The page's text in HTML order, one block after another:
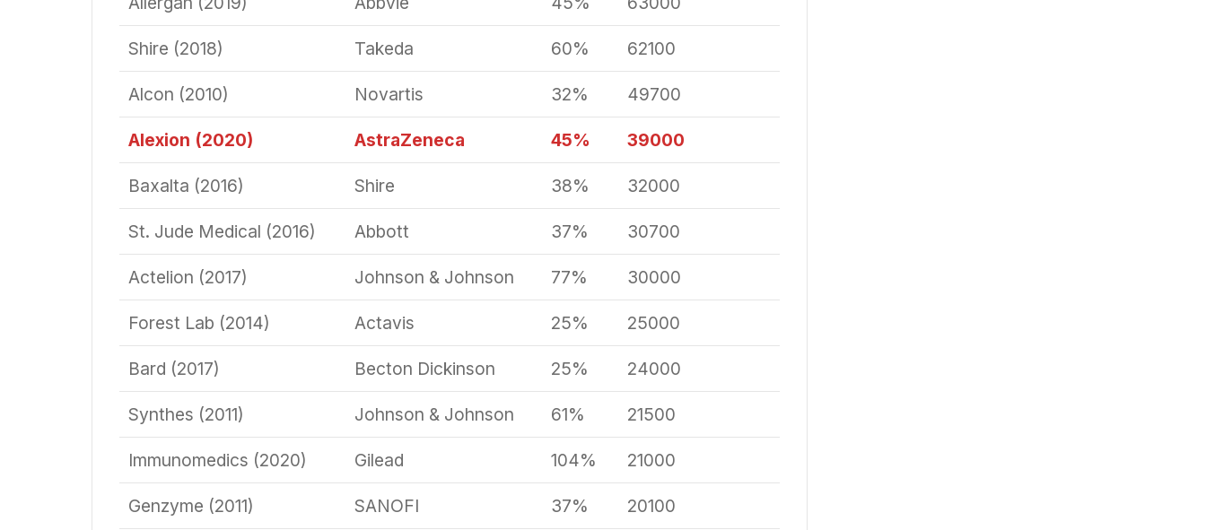
Shire (2018) Takeda 60% 62100
Alcon (2010) Novartis 32% 49700
Alexion (2020) AstraZeneca 45% 39000
Baxalta (2016) Shire 38% 32000
St. Jude Medical (2016) Abbott 37% 30700
Actelion (2017) Johnson & Johnson 77% 30000
Forest Lab (2014) Actavis 25% 25000
Bard (2017) Becton Dickinson 25% 24000
Synthes (2011) Johnson & Johnson 61% 21500
Immunomedics (2020) Gilead 104% 21000
Genzyme (2011) SANOFI 37% 20100